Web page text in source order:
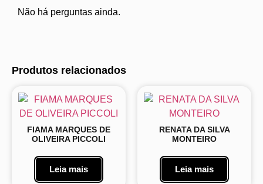
Não há perguntas ainda.
Produtos relacionados
FIAMA MARQUES DE
OLIVEIRA PICCOLI
Leia mais
RENATA DA SILVA
MONTEIRO
Leia mais